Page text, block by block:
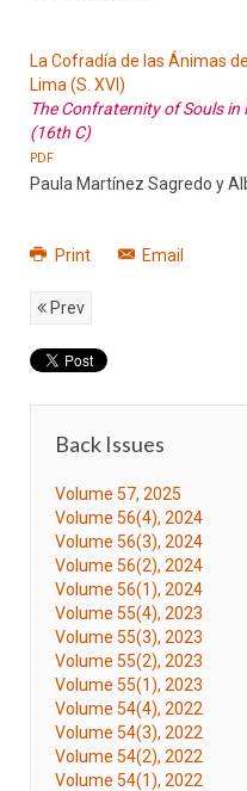
La Cofradía de las Ánimas
Lima (S. XVI)
The Confraternity of Souls
(16th C)
PDF
Paula Martínez Sagredo y
Print Email
Prev
Back Issues
Volume 57, 2025
Volume 56(4), 2024
Volume 56(3), 2024
Volume 56(2), 2024
Volume 56(1), 2024
Volume 55(4), 2023
Volume 55(3), 2023
Volume 55(2), 2023
Volume 55(1), 2023
Volume 54(4), 2022
Volume 54(3), 2022
Volume 54(2), 2022
Volume 54(1), 2022